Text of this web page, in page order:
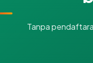
Tanpa